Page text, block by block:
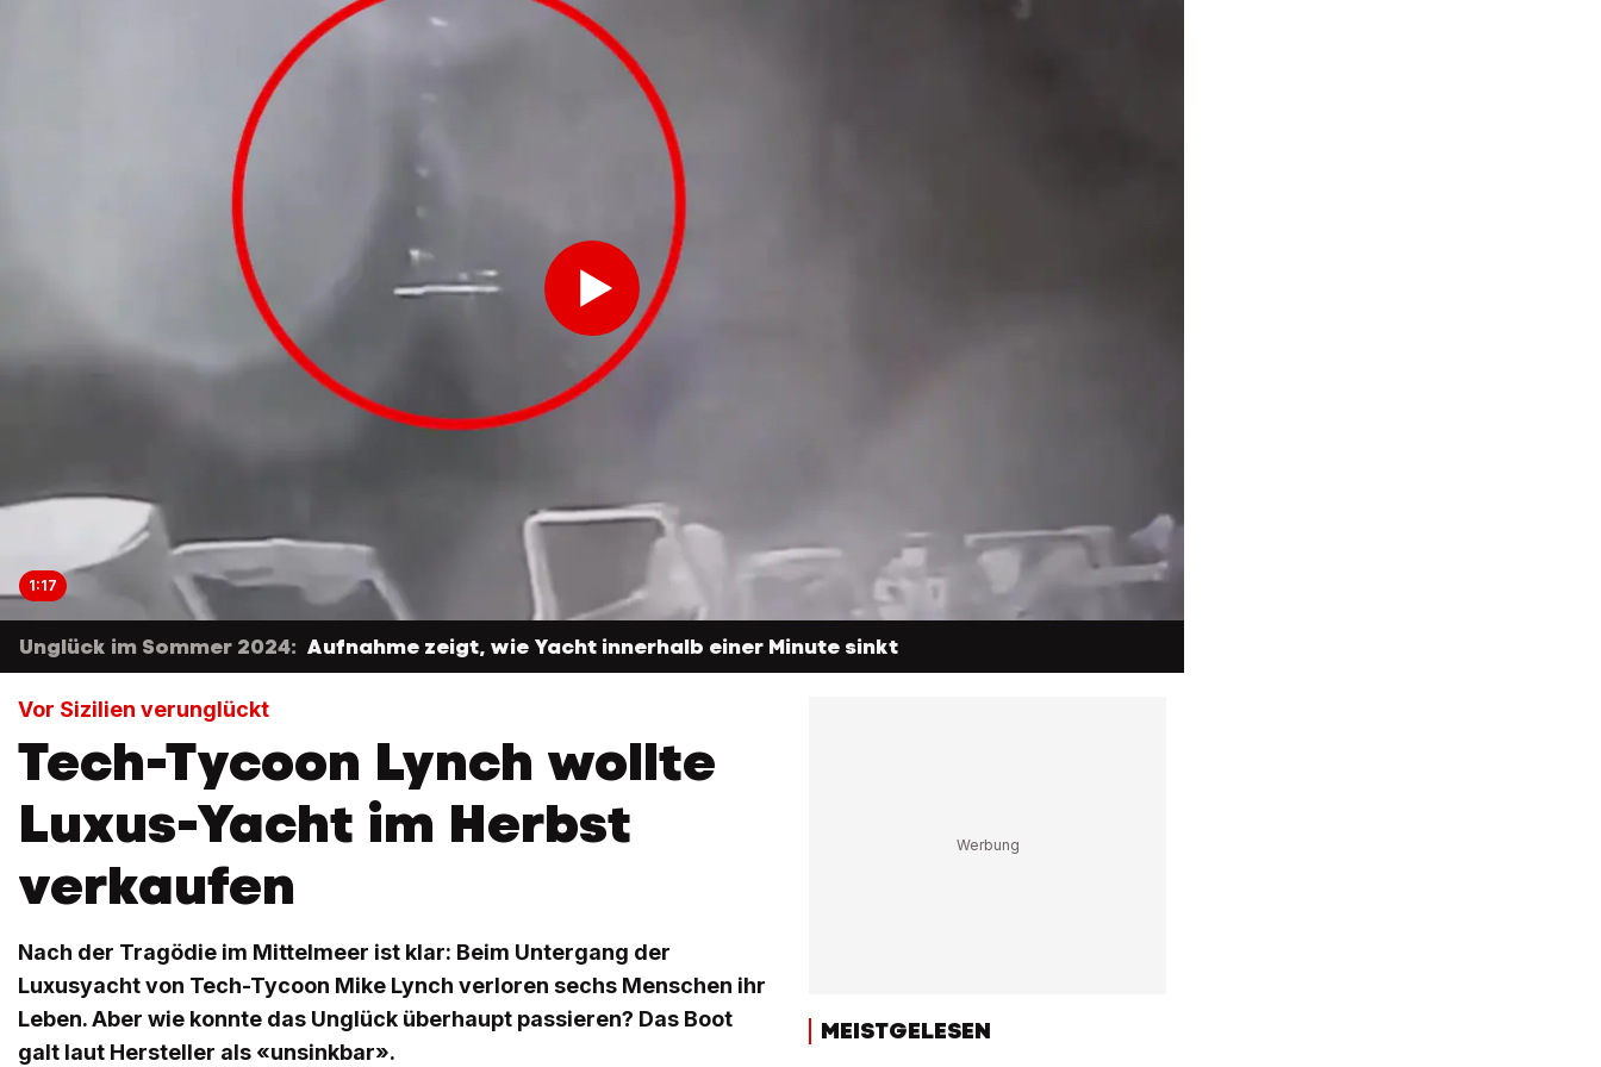
1:17
Unglück im Sommer 2024: Aufnahme zeigt, wie Yacht innerhalb einer Minute sinkt
Vor Sizilien verunglückt
Tech-Tycoon Lynch wollte
Luxus-Yacht im Herbst
verkaufen
Nach der Tragödie im Mittelmeer ist klar: Beim Untergang der
Luxusyacht von Tech-Tycoon Mike Lynch verloren sechs Menschen ihr
Leben. Aber wie konnte das Unglück überhaupt passieren? Das Boot
galt laut Hersteller als «unsinkbar».
MEISTGELESEN